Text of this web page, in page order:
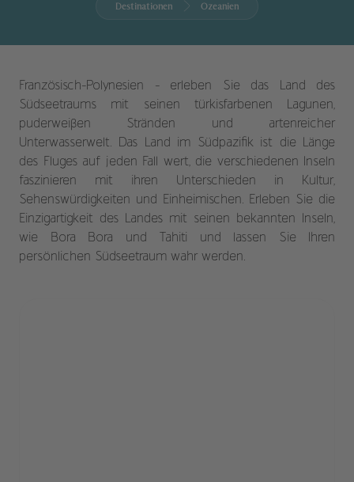
Destinationen Ozeanien
Französisch-Polynesien - erleben Sie das Land des
Südseetraums mit seinen türkisfarbenen Lagunen,
puderweißen Stränden und artenreicher
Unterwasserwelt. Das Land im Südpazifik ist die Länge
des Fluges auf jeden Fall wert, die verschiedenen Inseln
faszinieren mit ihren Unterschieden in Kultur,
Sehenswürdigkeiten und Einheimischen. Erleben Sie die
Einzigartigkeit des Landes mit seinen bekannten Inseln,
wie Bora Bora und Tahiti und lassen Sie Ihren
persönlichen Südseetraum wahr werden.